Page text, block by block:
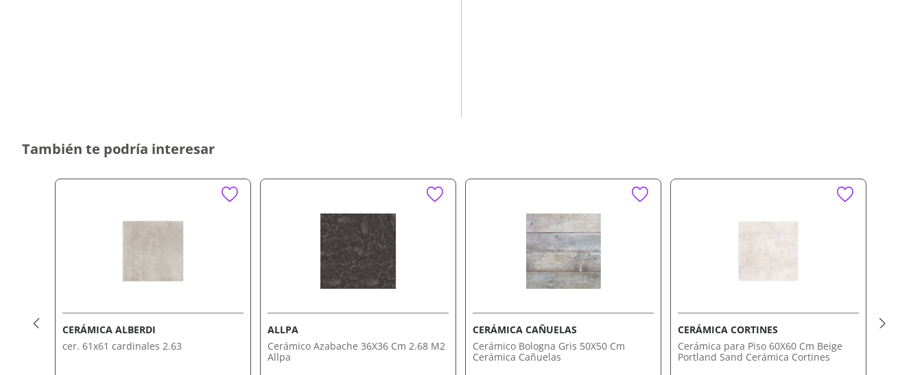
También te podría interesar
CERÁMICA ALBERDI
cer. 61x61 cardinales 2.63
ALLPA
Cerámico Azabache 36X36 Cm 2.68 M2
Allpa
CERÁMICA CAÑUELAS
Cerámico Bologna Gris 50X50 Cm
Cerámica Cañuelas
CERÁMICA CORTINES
Cerámica para Piso 60X60 Cm Beige
Portland Sand Cerámica Cortines
VITE